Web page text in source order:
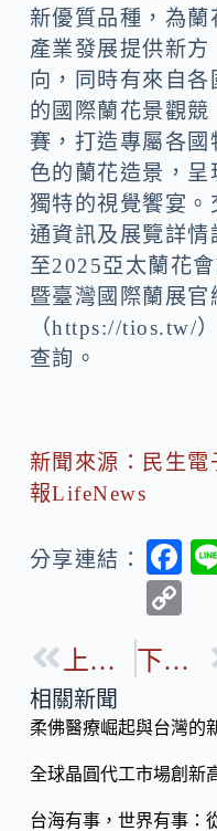
新優質品種，為蘭
產業發展提供新方
向，同時有來自各
的國際蘭花景觀競
賽，打造專屬各國
色的蘭花造景，呈
獨特的視覺饗宴。
通資訊及展覽詳情
至2025亞太蘭花
暨臺灣國際蘭展官
（https://tios.tw/）
查詢。
新聞來源：民生電
報LifeNews
分享連結：
F
b
o
k
p
Li
n
k
上一篇 下一篇
相關新聞
柔佛醫療崛起與台灣的
全球晶圓代工市場創新
台海有事，世界有事：